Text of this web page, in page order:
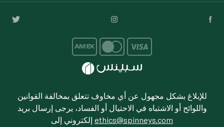
للإبلاغ بشكل مجهول عن أي مخاوف تتعلق بمخالفة القوانين
واللوائح أو الاشتباه في الاحتيال أو الفساد، يرجى إرسال بريد
ethics@spinneys.com